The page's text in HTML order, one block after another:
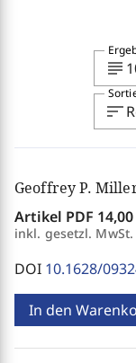
subject
sort
Geoffrey P.
Artikel PDF
inkl. gesetzl. MwSt.
DOI 10.1628/
In den